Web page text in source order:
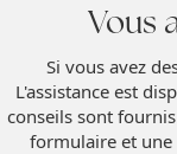
Vous
Si vous avez
L'assistance est
conseils sont
formulaire et une